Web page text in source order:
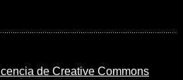
de Creative Commons